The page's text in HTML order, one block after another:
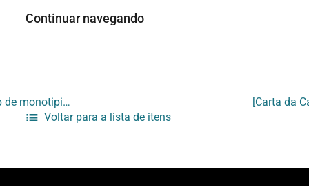
Continuar navegando
[Carta da Fundação Casa França-Brasil agradecendo o convite para woekshop de monotipia e palestra do prof. Sam Peters]
Voltar para a lista de itens